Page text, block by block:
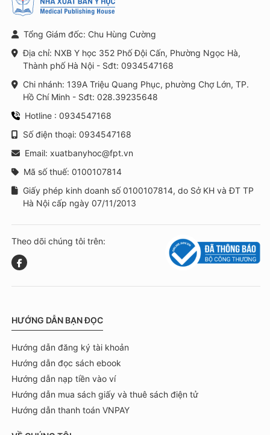
Tổng Giám đốc: Chu Hùng Cường
Địa chỉ: NXB Y học 352 Phố Đội Cấn, Phường Ngọc Hà,
Thành phố Hà Nội - Sđt: 0934547168
Chi nhánh: 139A Triệu Quang Phục, phường Chợ Lớn, TP.
Hồ Chí Minh - Sđt: 028.39235648
Hotline : 0934547168
Số điện thoại: 0934547168
Email: xuatbanyhoc@fpt.vn
Mã số thuế: 0100107814
Giấy phép kinh doanh số 0100107814, do Sở KH và ĐT TP
Hà Nội cấp ngày 07/11/2013
Theo dõi chúng tôi trên:
HƯỚNG DẪN BẠN ĐỌC
Hướng dẫn đăng ký tài khoản
Hướng dẫn đọc sách ebook
Hướng dẫn nạp tiền vào ví
Hướng dẫn mua sách giấy và thuê sách điện tử
Hướng dẫn thanh toán VNPAY